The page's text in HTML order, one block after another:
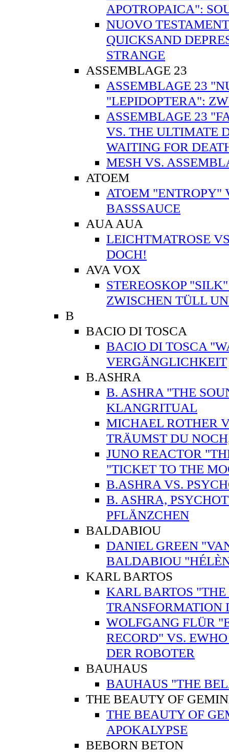
APOTROPAICA":
NUOVO
QUICKSAND
STRANGE
ASSEMBLAGE 23
ASSEMBLAGE 23
"LEPIDOPTERA":
ASSEMBLAGE 23
VS. THE ULTIMATE
WAITING FOR
MESH VS.
ATOEM
ATOEM "ENTROPY"
BASSSAUCE
AUA AUA
LEICHTMATROSE
DOCH!
AVA VOX
STEREOSKOP
ZWISCHEN TÜLL
B
BACIO DI TOSCA
BACIO DI TOSCA
VERGÄNGLICHKEIT
B.ASHRA
B. ASHRA "THE
KLANGRITUAL
MICHAEL ROTHER
TRÄUMST DU
JUNO REACTOR
"TICKET TO THE
B.ASHRA VS.
B. ASHRA,
PFLÄNZCHEN
BALDABIOU
DANIEL GREEN
BALDABIOU
KARL BARTOS
KARL BARTOS
TRANSFORMATION
WOLFGANG FLÜR
RECORD" VS.
DER ROBOTER
BAUHAUS
BAUHAUS "THE
THE BEAUTY OF
THE BEAUTY OF
APOKALYPSE
BEBORN BETON